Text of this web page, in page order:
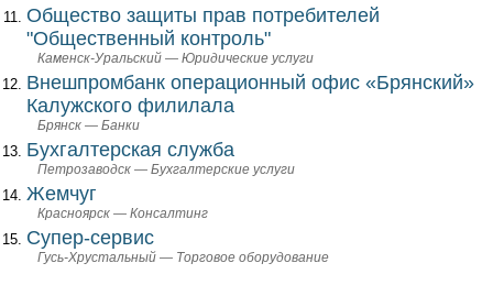
Общество защиты прав потребителей
"Общественный контроль"
Каменск-Уральский — Юридические услуги
Внешпромбанк операционный офис «Брянский»
Калужского филилала
Брянск — Банки
Бухгалтерская служба
Петрозаводск — Бухгалтерские услуги
Жемчуг
Красноярск — Консалтинг
Супер-сервис
Гусь-Хрустальный — Торговое оборудование